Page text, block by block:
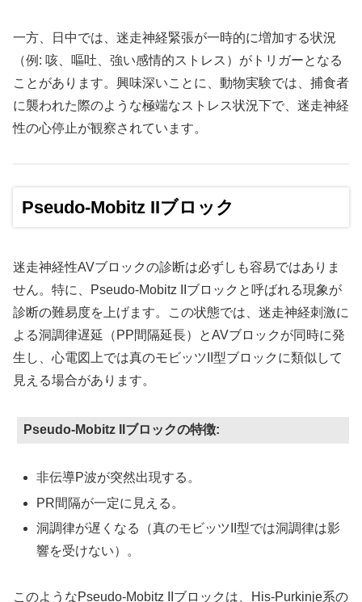
一方、日中では、迷走神経緊張が一時的に増加する状況
（例: 咳、嘔吐、強い感情的ストレス）がトリガーとなる
ことがあります。興味深いことに、動物実験では、捕食者
に襲われた際のような極端なストレス状況下で、迷走神経
性の心停止が観察されています。
Pseudo-Mobitz IIブロック
迷走神経性AVブロックの診断は必ずしも容易ではありま
せん。特に、Pseudo-Mobitz IIブロックと呼ばれる現象が
診断の難易度を上げます。この状態では、迷走神経刺激に
よる洞調律遅延（PP間隔延長）とAVブロックが同時に発
生し、心電図上では真のモビッツII型ブロックに類似して
見える場合があります。
Pseudo-Mobitz IIブロックの特徴:
非伝導P波が突然出現する。
PR間隔が一定に見える。
洞調律が遅くなる（真のモビッツII型では洞調律は影
響を受けない）。
このようなPseudo-Mobitz IIブロックは、His-Purkinje系の